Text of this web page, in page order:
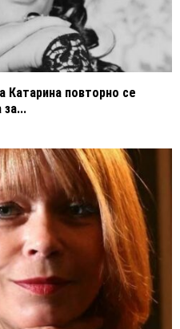
Катарина повторно се
за...